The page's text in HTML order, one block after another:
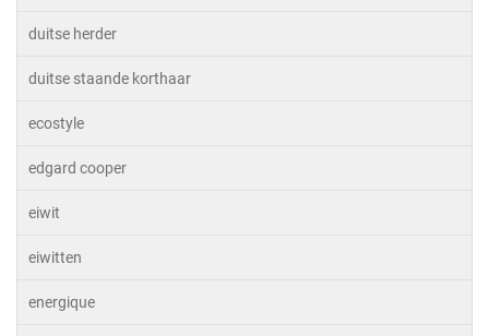
duitse herder
duitse staande korthaar
ecostyle
edgard cooper
eiwit
eiwitten
energique